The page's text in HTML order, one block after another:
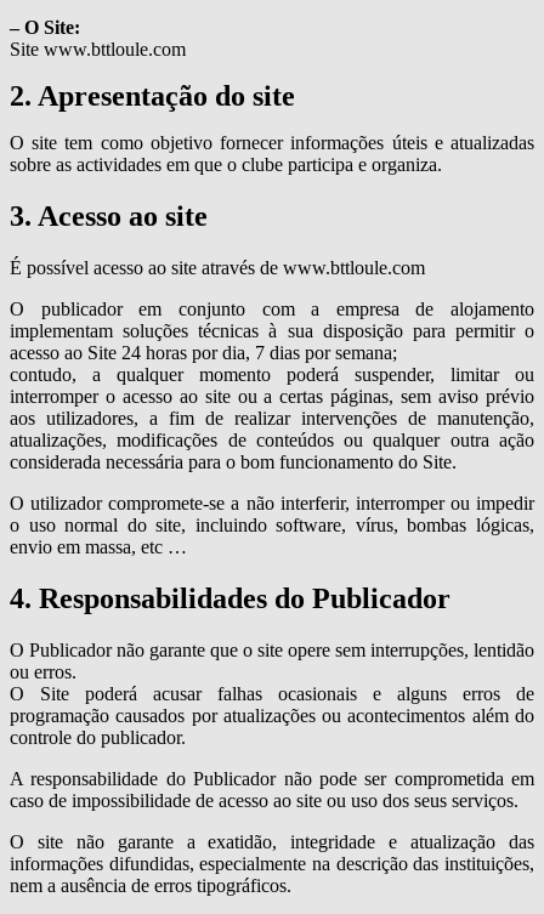
– O Site:
Site www.bttloule.com
2. Apresentação do site
O site tem como objetivo fornecer informações úteis e atualizadas
sobre as actividades em que o clube participa e organiza.
3. Acesso ao site
É possível acesso ao site através de www.bttloule.com
O publicador em conjunto com a empresa de alojamento
implementam soluções técnicas à sua disposição para permitir o
acesso ao Site 24 horas por dia, 7 dias por semana;
contudo, a qualquer momento poderá suspender, limitar ou
interromper o acesso ao site ou a certas páginas, sem aviso prévio
aos utilizadores, a fim de realizar intervenções de manutenção,
atualizações, modificações de conteúdos ou qualquer outra ação
considerada necessária para o bom funcionamento do Site.
O utilizador compromete-se a não interferir, interromper ou impedir
o uso normal do site, incluindo software, vírus, bombas lógicas,
envio em massa, etc …
4. Responsabilidades do Publicador
O Publicador não garante que o site opere sem interrupções, lentidão
ou erros.
O Site poderá acusar falhas ocasionais e alguns erros de
programação causados por atualizações ou acontecimentos além do
controle do publicador.
A responsabilidade do Publicador não pode ser comprometida em
caso de impossibilidade de acesso ao site ou uso dos seus serviços.
O site não garante a exatidão, integridade e atualização das
informações difundidas, especialmente na descrição das instituições,
nem a ausência de erros tipográficos.